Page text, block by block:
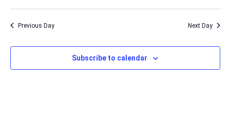
Previous Day Next Day
Subscribe to calendar